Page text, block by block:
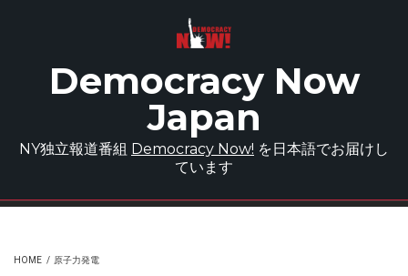
Democracy Now
Japan
NY独立報道番組 Democracy Now! を日本語でお届けし
ています
HOME / 原子力発電